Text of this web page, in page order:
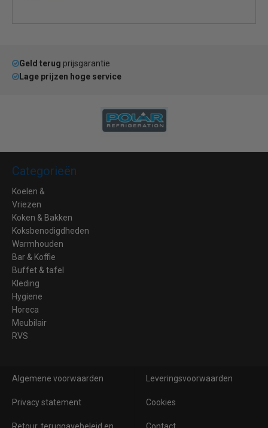
Geld terug prijsgarantie
Lage prijzen hoge service
Categorieën
Koelen &
Vriezen
Koken & Bakken
Koksbenodigdheden
Warmhouden
Bar & Koffie
Buffet & tafel
Kleding
Hygiene
Horeca
Meubilair
RVS
Algemene voorwaarden Leveringsvoorwaarden
Privacy statement Cookies